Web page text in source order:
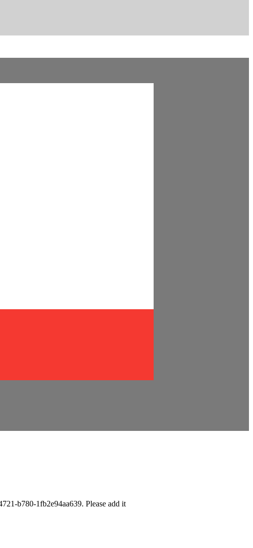
b780-1fb2e94aa639. Please add it